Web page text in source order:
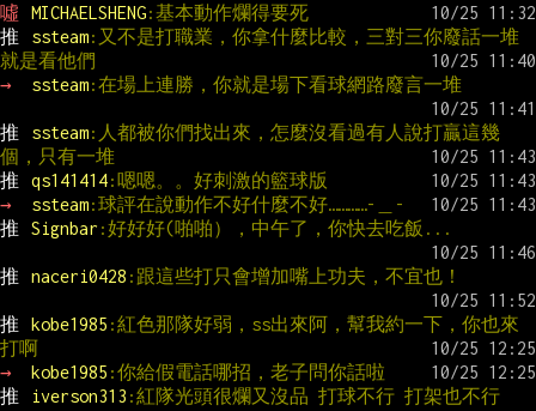
噓
MICHAELSHENG:基本動作爛得要死
推
ssteam:又不是打職業，你拿什麼比較，三對三你廢話一堆
就是看他們
→
ssteam:在場上連勝，你就是場下看球網路廢言一堆
推 ssteam:人都被你們找出來，怎麼沒看過有人說打贏這幾
個，只有一堆
推
qs141414:嗯嗯。。好刺激的籃球版
→
ssteam:球評在說動作不好什麼不好…………-＿-
推
Signbar :好好好(啪啪），中午了，你快去吃飯...
推 naceri0428 :跟這些打只會增加嘴上功夫，不宜也！
推 kobe1985 :紅色那隊好弱，ss出來阿，幫我約一下，你也來
打啊
→
kobe1985 :你給假電話哪招，老子問你話啦
推
iverson313 :紅隊光頭很爛又沒品 打球不行 打架也不行